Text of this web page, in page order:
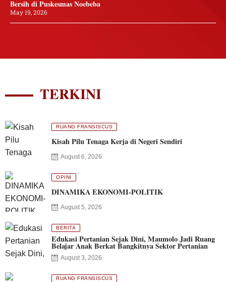
Bersih di Puskesmas Noebeba
May 19, 2026
TERKINI
RUANG FRANSISCUS
Kisah Pilu Tenaga Kerja di Negeri Sendiri
August 6, 2026
OPINI
DINAMIKA EKONOMI-POLITIK
August 5, 2026
BERITA
Edukasi Pertanian Sejak Dini, Maumolo Jadi Ruang
Belajar Anak Berkat Bangkitnya Sektor Pertanian
August 3, 2026
RUANG FRANSISCUS